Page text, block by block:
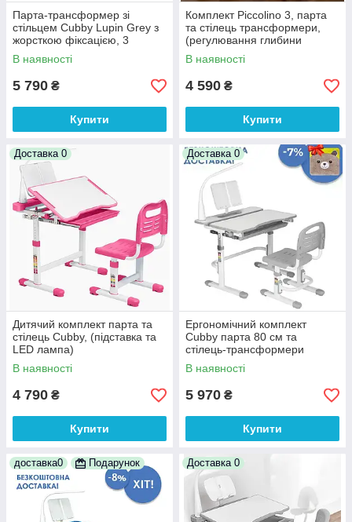
Парта-трансформер зі
стільцем Cubby Lupin Grey з
жорсткою фіксацією, 3
кольори
В наявності
5 790 ₴
Купити
Комплект Piccolino 3, парта
та стілець трансформери,
(регулювання глибини
стільця) рожевий
В наявності
4 590 ₴
Купити
Доставка 0
Дитячий комплект парта та
стілець Cubby, (підставка та
LED лампа)
В наявності
4 790 ₴
Купити
Доставка 0
Ергономічний комплект
Cubby парта 80 см та
стілець-трансформери
Botero,, лампа та підставка
В наявності
5 970 ₴
Купити
доставка0 Подарунок Доставка 0